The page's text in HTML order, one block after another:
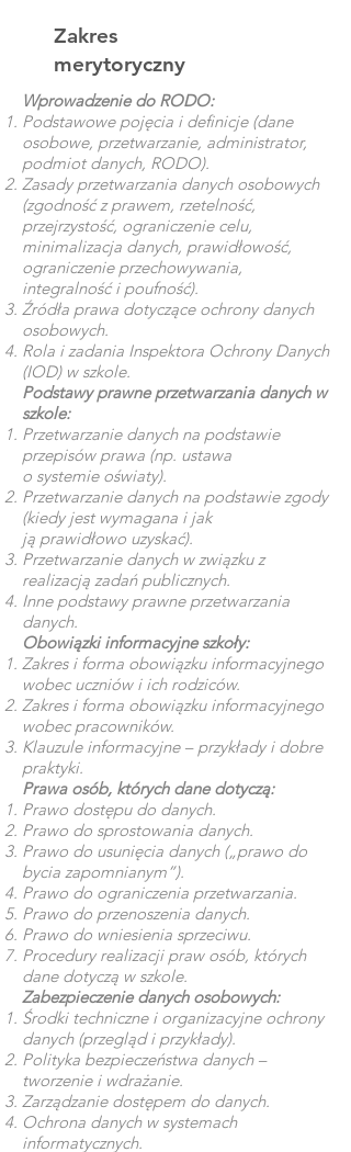
Zakres
merytoryczny
Wprowadzenie do RODO:
Podstawowe pojęcia i definicje (dane
osobowe, przetwarzanie, administrator,
podmiot danych, RODO).
Zasady przetwarzania danych osobowych
(zgodność z prawem, rzetelność,
przejrzystość, ograniczenie celu,
minimalizacja danych, prawidłowość,
ograniczenie przechowywania,
integralność i poufność).
Źródła prawa dotyczące ochrony danych
osobowych.
Rola i zadania Inspektora Ochrony Danych
(IOD) w szkole.
Podstawy prawne przetwarzania danych w
szkole:
Przetwarzanie danych na podstawie
przepisów prawa (np. ustawa
o systemie oświaty).
Przetwarzanie danych na podstawie zgody
(kiedy jest wymagana i jak
ją prawidłowo uzyskać).
Przetwarzanie danych w związku z
realizacją zadań publicznych.
Inne podstawy prawne przetwarzania
danych.
Obowiązki informacyjne szkoły:
Zakres i forma obowiązku informacyjnego
wobec uczniów i ich rodziców.
Zakres i forma obowiązku informacyjnego
wobec pracowników.
Klauzule informacyjne – przykłady i dobre
praktyki.
Prawa osób, których dane dotyczą:
Prawo dostępu do danych.
Prawo do sprostowania danych.
Prawo do usunięcia danych („prawo do
bycia zapomnianym”).
Prawo do ograniczenia przetwarzania.
Prawo do przenoszenia danych.
Prawo do wniesienia sprzeciwu.
Procedury realizacji praw osób, których
dane dotyczą w szkole.
Zabezpieczenie danych osobowych:
Środki techniczne i organizacyjne ochrony
danych (przegląd i przykłady).
Polityka bezpieczeństwa danych –
tworzenie i wdrażanie.
Zarządzanie dostępem do danych.
Ochrona danych w systemach
informatycznych.